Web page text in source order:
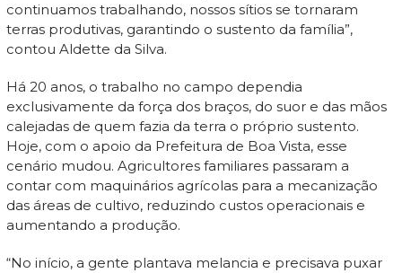
continuamos trabalhando, nossos sítios se tornaram
terras produtivas, garantindo o sustento da família”,
contou Aldette da Silva.
Há 20 anos, o trabalho no campo dependia
exclusivamente da força dos braços, do suor e das mãos
calejadas de quem fazia da terra o próprio sustento.
Hoje, com o apoio da Prefeitura de Boa Vista, esse
cenário mudou. Agricultores familiares passaram a
contar com maquinários agrícolas para a mecanização
das áreas de cultivo, reduzindo custos operacionais e
aumentando a produção.
“No início, a gente plantava melancia e precisava puxar